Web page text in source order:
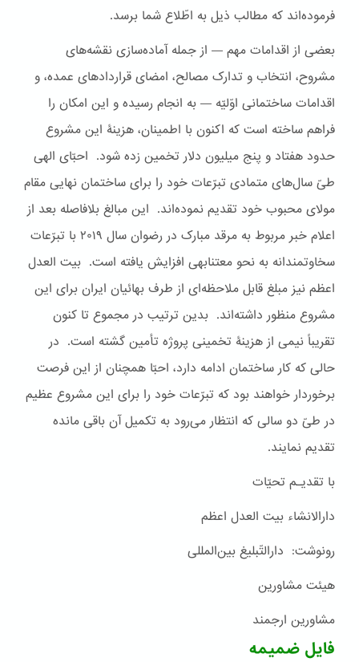
فرموده‌اند که مطالب ذیل به اطّلاع شما برسد.
بعضی از اقدامات مهم — از جمله آماده‌سازی نقشه‌های
مشروح، انتخاب و تدارک مصالح، امضای قراردادهای عمده، و
اقدامات ساختمانی اوّلیّه — به انجام رسیده و این امکان را
فراهم ساخته است که اکنون با اطمینان، هزینۀ این مشروع
حدود هفتاد و پنج میلیون دلار تخمین زده شود. احبّای الهی
طیّ سال‌های متمادی تبرّعات خود را برای ساختمان نهایی مقام
مولای محبوب خود تقدیم نموده‌اند. این مبالغ بلافاصله بعد از
اعلام خبر مربوط به مرقد مبارک در رضوان سال ۲۰۱۹ با تبرّعات
سخاوتمندانه‌ به نحو معتنابهی افزایش یافته است. بیت العدل
اعظم نیز مبلغ قابل ملاحظه‌ای از طرف بهائیان ایران برای این
مشروع منظور داشته‌اند. بدین ترتیب در مجموع تا کنون
تقریباً نیمی از هزینۀ تخمینی پروژه تأمین گشته است. در
حالی ‌که کار ساختمان ادامه دارد، احبّا همچنان از این فرصت
برخوردار خواهند بود که تبرّعات خود را برای این مشروع عظیم
در طیّ دو سالی که انتظار می‌رود به تکمیل آن باقی مانده
تقدیم نمایند.
با تقدیـم تحیّات
دارالانشاء بیت العدل اعظم
رونوشت: دارالتّبلیغ بین‌المللی
هیئت مشاورین
مشاورین ارجمند
فایل ضمیمه